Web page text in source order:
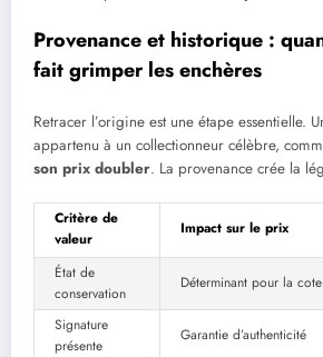
Provenance et historique :
fait grimper les enchères
Retracer l’origine est une étape essentielle.
appartenu à un collectionneur célèbre,
son prix doubler. La provenance crée la
Critère de
valeur
Impact sur le prix
État de
conservation
Déterminant pour la cote
Signature
présente
Garantie d’authenticité